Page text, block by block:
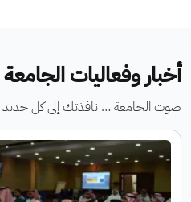
أخبار وفعاليات الجامعة
صوت الجامعة … نافذتك إلى كل جديد